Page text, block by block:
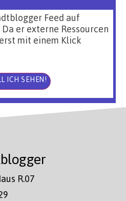
Feed auf
er externe Ressourcen
mit einem Klick
ICH SEHEN!
R.07